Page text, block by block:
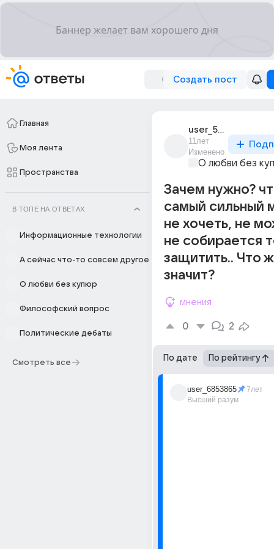
Создать пост
Главная
Моя лента
Пространства
В ТОПЕ НА ОТВЕТАХ
Информационные технологии
А сейчас что-то совсем другое
О любви без купюр
Философский вопрос
Политические дебаты
Смотреть все
user_54395271
11лет
Изменено
О любви без
Зачем нужно?
самый сильный
не хочеть, не
не собирается
защитить.. Что
значит?
мнения
0 2
По дате По рейтингу
user_6853865
Высший разум
7лет